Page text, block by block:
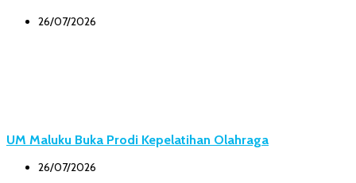
26/07/2026
UM Maluku Buka Prodi Kepelatihan Olahraga
26/07/2026